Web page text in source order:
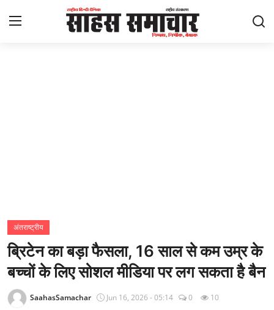
राज्य
अंतराष्ट्रीय
अंतराष्ट्रीय
ब्रिटेन का बड़ा फैसला, 16 साल से कम उम्र के
बच्चों के लिए सोशल मीडिया पर लग सकता है बैन
SaahasSamachar Jun 16, 2026 - 05:14 0 10